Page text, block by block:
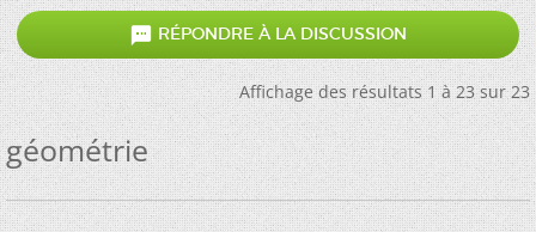
 RÉPONDRE À LA DISCUSSION
Affichage des résultats 1 à 23 sur 23
géométrie